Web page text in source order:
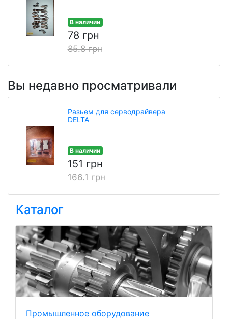
В наличии
78 грн
85.8 грн
Вы недавно просматривали
Разьем для серводрайвера
DELTA
В наличии
151 грн
166.1 грн
Каталог
Промышленное оборудование